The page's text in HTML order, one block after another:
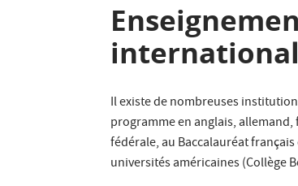
Il existe de nombreuses
programme en anglais,
fédérale, au Baccalauréat
universités américaines (Collège